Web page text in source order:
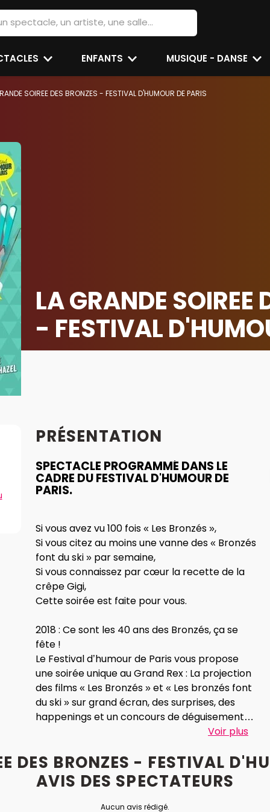
ENFANTS MUSIQUE - DANSE
SOIREE DES BRONZES - FESTIVAL D'HUMOUR DE PARIS
LA GRANDE SOIREE
- FESTIVAL
PRÉSENTATION
SPECTACLE PROGRAMMÉ DANS LE
CADRE DU FESTIVAL D'HUMOUR DE
PARIS.
Si vous avez vu 100 fois « Les Bronzés »,
Si vous citez au moins une vanne des « Bronzés
font du ski » par semaine,
Si vous connaissez par cœur la recette de la
crêpe Gigi,
Cette soirée est faite pour vous.
2018 : Ce sont les 40 ans des Bronzés, ça se
fête !
Le Festival d’humour de Paris vous propose
une soirée unique au Grand Rex : La projection
des films « Les Bronzés » et « Les bronzés font
du ski » sur grand écran, des surprises, des
happenings et un concours de déguisements
d’un collier de fleurs. Cadeau à la clé
évidemment !
Inratable, non ?
Voir plus
DES BRONZES - FESTIVAL
AVIS DES SPECTATEURS
Aucun avis rédigé.